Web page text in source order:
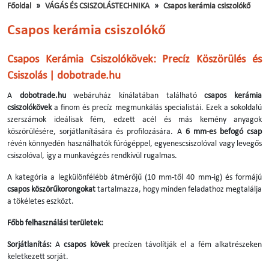
Főoldal VÁGÁS ÉS CSISZOLÁSTECHNIKA Csapos kerámia csiszolókő
Csapos kerámia csiszolókő
Csapos Kerámia Csiszolókövek: Precíz Köszörülés és
Csiszolás | dobotrade.hu
A dobotrade.huwebáruház kínálatában találhatócsapos kerámia
csiszolóköveka finom és precíz megmunkálás specialistái. Ezek a sokoldalú
szerszámok ideálisak fém, edzett acél és más kemény anyagok
köszörülésére, sorjátlanítására és profilozására. A 6 mm-es befogó csap
révén könnyedén használhatók fúrógéppel, egyenescsiszolóval vagy levegős
csiszolóval, így a munkavégzés rendkívül rugalmas.
A kategória a legkülönfélébb átmérőjű (10 mm-től 40 mm-ig) és formájú
csapos köszörűkorongokat tartalmazza, hogy minden feladathoz megtalálja
a tökéletes eszközt.
Főbb felhasználási területek:
Sorjátlanítás: Acsapos kövekprecízen távolítják el a fém alkatrészeken
keletkezett sorját.